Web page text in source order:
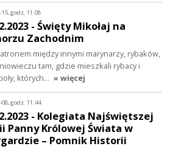
15, godz. 11:08
- Święty Mikołaj na
Zachodnim
między innymi marynarzy, rybaków,
tam, gdzie mieszkali rybacy i
których… » więcej
08, godz. 11:44
- Kolegiata Najświętszej
Panny Królowej Świata w
– Pomnik Historii